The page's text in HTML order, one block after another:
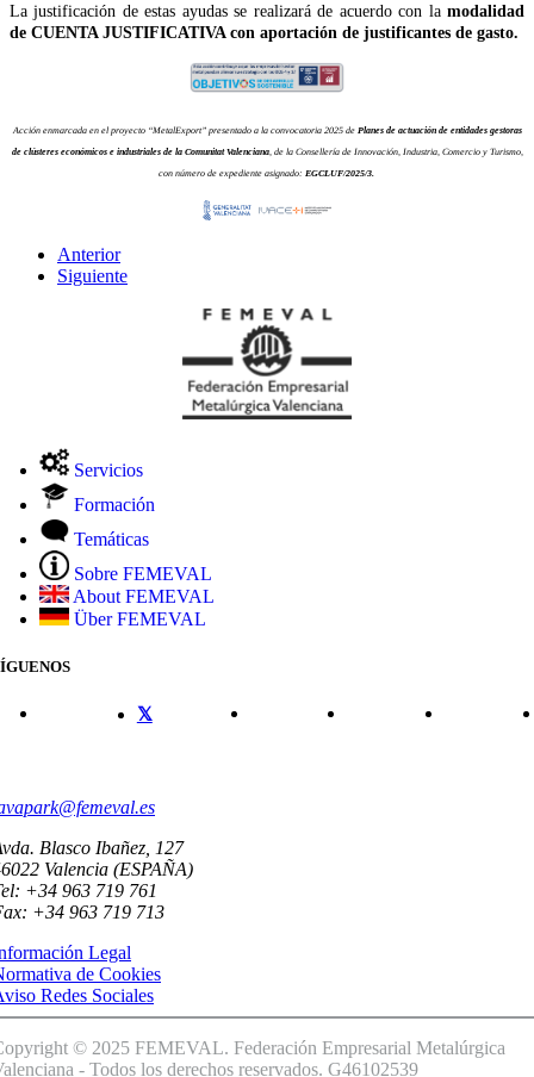
La justificación de estas ayudas se realizará de acuerdo con la modalidad
de CUENTA JUSTIFICATIVA con aportación de justificantes de gasto.
Acción enmarcada en el proyecto “MetalExport” presentado a la convocatoria 2025 de Planes de actuación de entidades gestoras
de clústeres económicos e industriales de la Comunitat Valenciana, de la Consellería de Innovación, Industria, Comercio y Turismo,
con número de expediente asignado: EGCLUF/2025/3.
Anterior
Siguiente
Servicios
Formación
Temáticas
Sobre FEMEVAL
About FEMEVAL
Über FEMEVAL
Blasco Ibañez, 127
Valencia (ESPAÑA)
+34 963 719 761
+34 963 719 713
Legal
de Cookies
Redes Sociales
© 2025 FEMEVAL. Federación Empresarial Metalúrgica
- Todos los derechos reservados. G46102539